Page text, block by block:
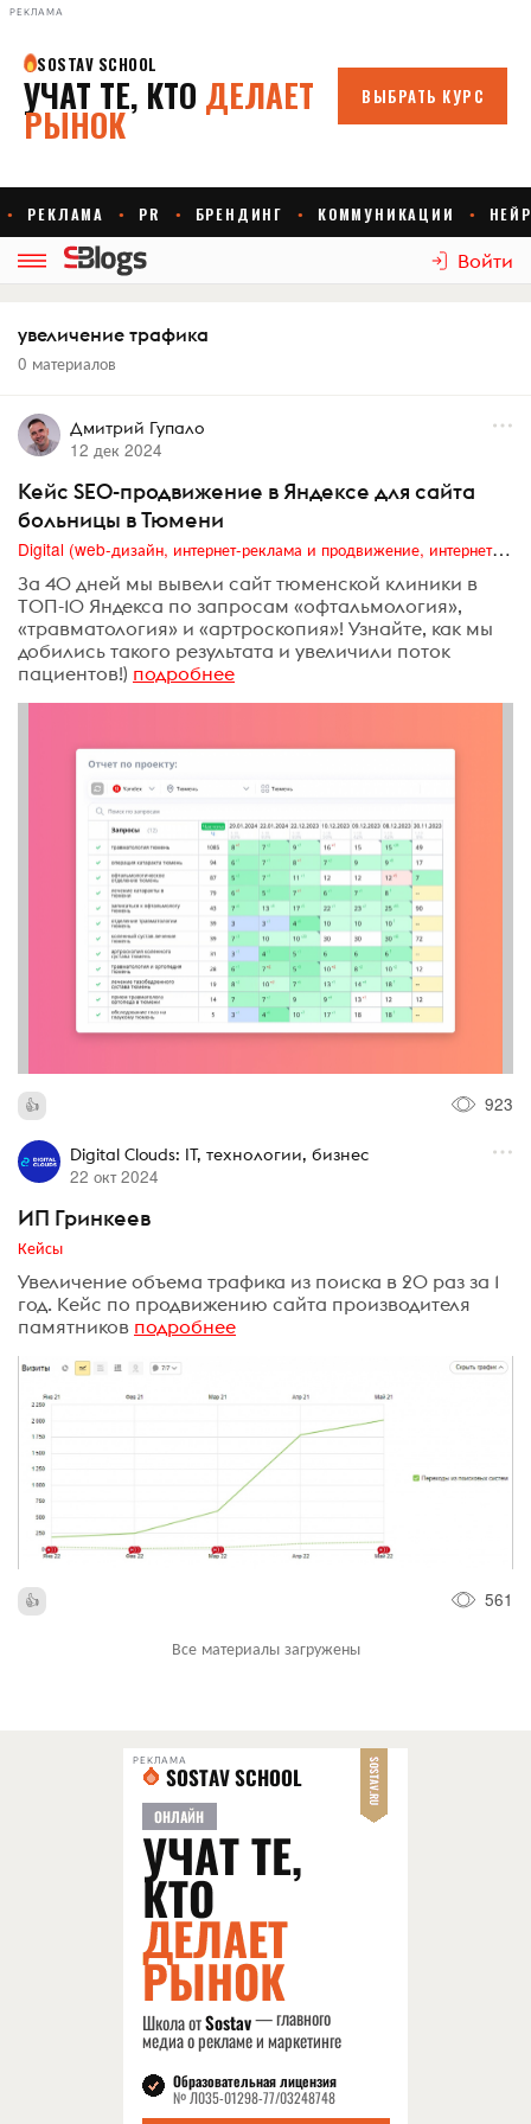
РЕКЛАМА
Войти
увеличение трафика
0 материалов
Дмитрий Гупало
12 дек 2024
Кейс SEO-продвижение в Яндексе для сайта
больницы в Тюмени
Digital (web-дизайн, интернет-реклама и продвижение, интернет-сообщества и блоги, интернет-коммуникации, мобильный маркетинг, реклама на цифровых экранах)
За 40 дней мы вывели сайт тюменской клиники в
ТОП-10 Яндекса по запросам «офтальмология»,
«травматология» и «артроскопия»! Узнайте, как мы
добились такого результата и увеличили поток
пациентов!) подробнее
923
Digital Clouds: IT, технологии, бизнес
22 окт 2024
ИП Гринкеев
Кейсы
Увеличение объема трафика из поиска в 20 раз за 1
год. Кейс по продвижению сайта производителя
памятников подробнее
561
Все материалы загружены
РЕКЛАМА